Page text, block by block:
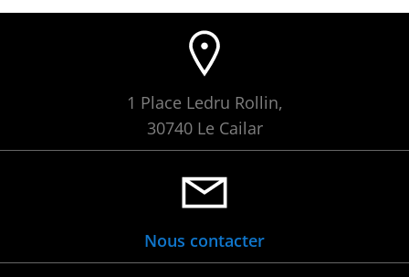
1 Place Ledru Rollin,
30740 Le Cailar
Nous contacter